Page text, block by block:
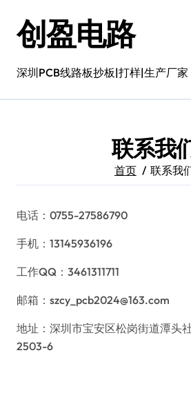
创盈电路
深圳PCB线路板抄板|打样|生产厂家
联系我
首页 联系我
电话：0755-27586790
手机：13145936196
工作QQ：3461311711
邮箱：szcy_pcb2024@163.com
地址：深圳市宝安区松岗街道潭头
2503-6